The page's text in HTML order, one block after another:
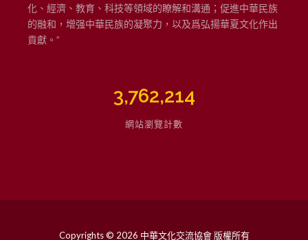
化、經濟、教育、科技等領域的瞭解和溝通；促進中華民族
的融和，增强中華民族的凝聚力，以及爲弘揚華夏文化作出
貢獻。”
3,762,214
網站瀏覽計數
Copyrights © 2026 中華文化交流協會 版權所有